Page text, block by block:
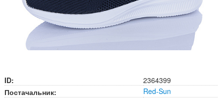
ID:
2364399
Постачальник:
Red-Sun